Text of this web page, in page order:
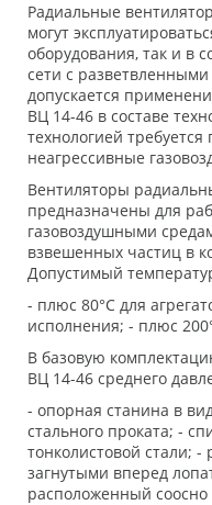
Радиальные
могут
оборудования, так и в
сети с
допускается
ВЦ 14-46 в составе
технологией
неагрессивные
Вентиляторы
предназначены для
газовоздушными
взвешенных частиц в
Допустимый
- плюс 80°С для
исполнения; - плюс
В базовую
ВЦ 14-46 среднего
- опорная станина в
стального проката; -
тонколистовой стали; -
загнутыми вперед
расположенный соосно